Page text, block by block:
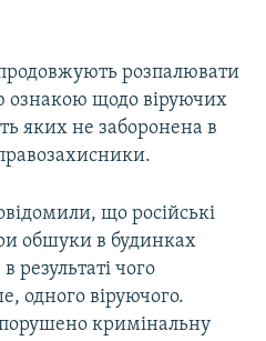
розпалювати
ознакою щодо віруючих
яких не заборонена в
що російські
обшуки в будинках
результаті чого
одного віруючого.
кримінальну